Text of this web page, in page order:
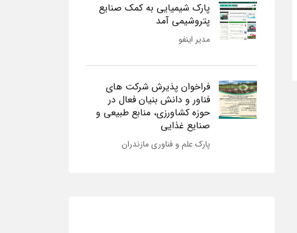
پارک شیمیایی به کمک صنایع
پتروشیمی آمد
مدیر اینفو
فراخوان پذیرش شرکت های
فناور و دانش بنیان فعال در
حوزه کشاورزی، منابع طبیعی و
صنایع غذایی
پارک علم و فناوری مازندران